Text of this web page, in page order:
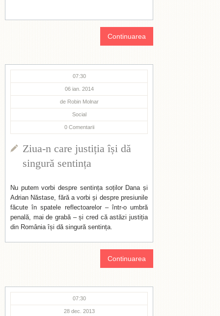
Continuarea
07:30
06 ian. 2014
de Robin Molnar
Social
0 Comentarii
Ziua-n care justiția își dă
singură sentința
Nu putem vorbi despre sentința soților Dana și
Adrian Năstase, fără a vorbi și despre presiunile
făcute în spatele reflectoarelor – într-o umbră
penală, mai de grabă – și cred că astăzi justiția
din România își dă singură sentința.
Continuarea
07:30
28 dec. 2013